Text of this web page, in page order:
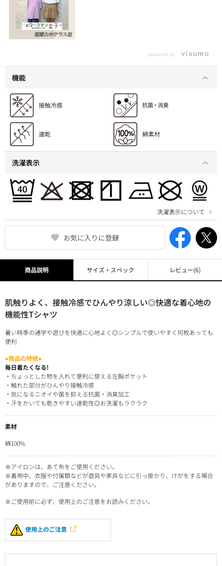
お気に入りに登録
powered by
機能
洗濯表示
洗濯表示について
商品説明
肌触りよく、接触冷感でひんやり涼しい◎快適な着心地の
機能性Tシャツ
暑い時季の通学や遊びを快適に心地よく◎シンプルで使いやすく何枚あっても
便利
●商品の特徴●
毎日着たくなる!
・ちょっとした物を入れて便利に使える左胸ポケット
・触れた部分がひんやり接触冷感
・気になるニオイや菌を抑える抗菌・消臭加工
・汗をかいても乾きやすい速乾性◎お洗濯もラクラク
素材
綿100%
※アイロンは、あて布をご使用ください。
※着用中、衣服や付属類などが遊具や家具などに引っ掛かり、けがをする場合
がありますので、ご注意ください。
※ご使用前に必ず、使用上のご注意をお読みください。
使用上のご注意
サイズ・スペック レビュー(6)